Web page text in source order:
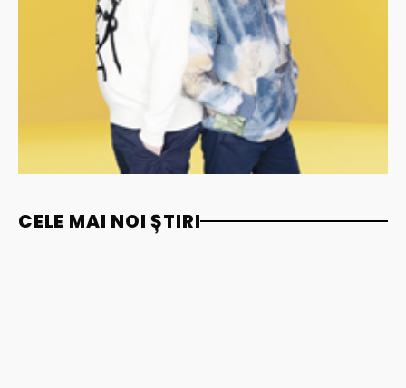
CELE MAI NOI ȘTIRI